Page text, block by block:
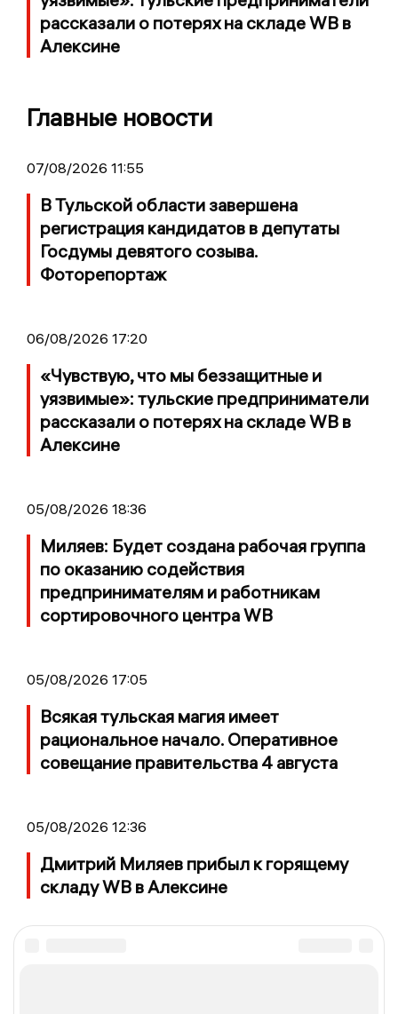
рассказали о потерях на складе WB в
Алексине
Главные новости
07/08/2026 11:55
В Тульской области завершена
регистрация кандидатов в депутаты
Госдумы девятого созыва.
Фоторепортаж
06/08/2026 17:20
«Чувствую, что мы беззащитные и
уязвимые»: тульские предприниматели
рассказали о потерях на складе WB в
Алексине
05/08/2026 18:36
Миляев: Будет создана рабочая группа
по оказанию содействия
предпринимателям и работникам
сортировочного центра WB
05/08/2026 17:05
Всякая тульская магия имеет
рациональное начало. Оперативное
совещание правительства 4 августа
05/08/2026 12:36
Дмитрий Миляев прибыл к горящему
складу WB в Алексине